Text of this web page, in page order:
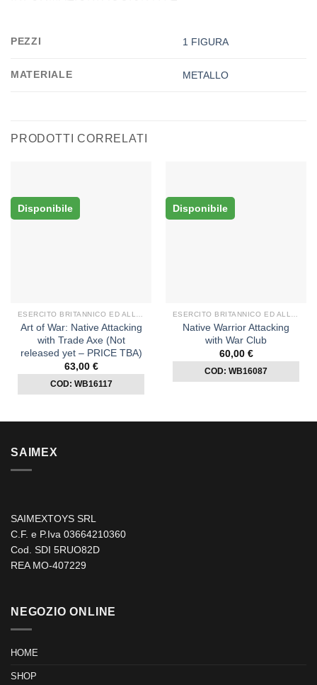
PEZZI 1 FIGURA
MATERIALE METALLO
PRODOTTI CORRELATI
Disponibile
ESERCITO BRITANNICO ED ALLEATI
Art of War: Native Attacking
with Trade Axe (Not
released yet – PRICE TBA)
63,00 €
COD: WB16117
Disponibile
ESERCITO BRITANNICO ED ALLEATI
Native Warrior Attacking
with War Club
60,00 €
COD: WB16087
SAIMEX
SAIMEXTOYS SRL
C.F. e P.Iva 03664210360
Cod. SDI 5RUO82D
REA MO-407229
NEGOZIO ONLINE
HOME
SHOP